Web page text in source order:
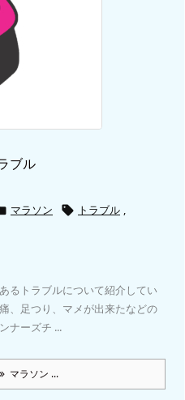
ブル
マラソン  トラブル ,
るトラブルについて紹介してい
、足つり、マメが出来たなどの
ナーズチ ...
マラソン ...